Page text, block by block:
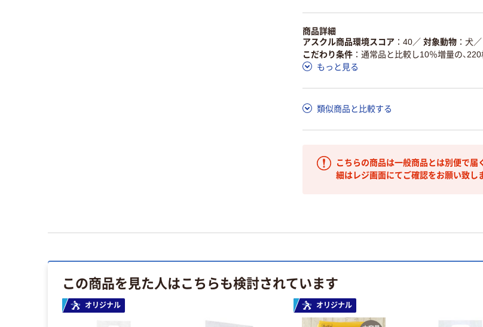
仕組
る
ている
この商品の環境配慮ポイントです。詳しくはペー
ア詳細／加点項目
商品詳細
アスクル商品環境スコア
40／ 対象動物 犬／
こだわり条件
通常品と比較し10％増量の、220
もっと見る
類似商品と比較する
こちらの商品は一般商品とは別便で届
細はレジ画面にてご確認をお願い致し
この商品を見た人はこちらも検討されています
オリジナル オリジナル